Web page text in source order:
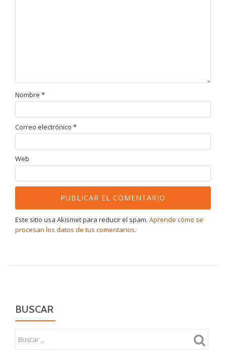
Nombre *
Correo electrónico *
Web
Este sitio usa Akismet para reducir el spam. Aprende cómo se
procesan los datos de tus comentarios.
BUSCAR